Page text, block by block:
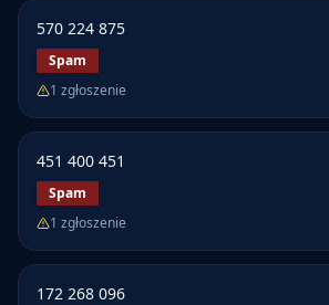
570 224 875
Spam
1 zgłoszenie
451 400 451
Spam
1 zgłoszenie
172 268 096